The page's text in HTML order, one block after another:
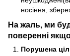
носіння,
На жаль, ми
поверенні
Порушена